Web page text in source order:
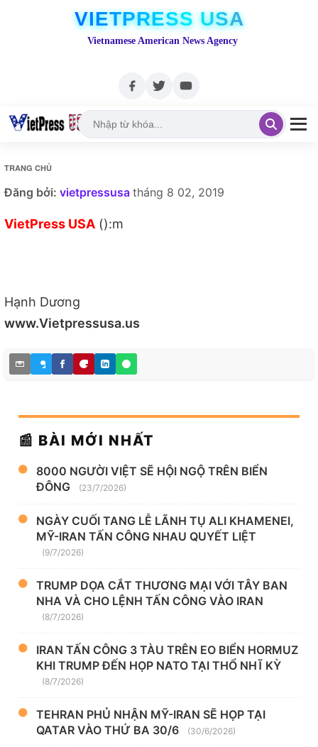
VIETPRESS USA
Vietnamese American News Agency
TRANG CHỦ
Đăng bởi: vietpressusa tháng 8 02, 2019
VietPress USA ():m
Hạnh Dương
www.Vietpressusa.us
📰 BÀI MỚI NHẤT
8000 NGƯỜI VIỆT SẼ HỘI NGỘ TRÊN BIỂN
ĐÔNG
(23/7/2026)
NGÀY CUỐI TANG LỄ LÃNH TỤ ALI KHAMENEI,
MỸ-IRAN TẤN CÔNG NHAU QUYẾT LIỆT
(9/7/2026)
TRUMP DỌA CẮT THƯƠNG MẠI VỚI TÂY BAN
NHA VÀ CHO LỆNH TẤN CÔNG VÀO IRAN
(8/7/2026)
IRAN TẤN CÔNG 3 TÀU TRÊN EO BIỂN HORMUZ
KHI TRUMP ĐẾN HỌP NATO TẠI THỔ NHĨ KỲ
(8/7/2026)
TEHRAN PHỦ NHẬN MỸ-IRAN SẼ HỌP TẠI
QATAR VÀO THỨ BA 30/6
(30/6/2026)